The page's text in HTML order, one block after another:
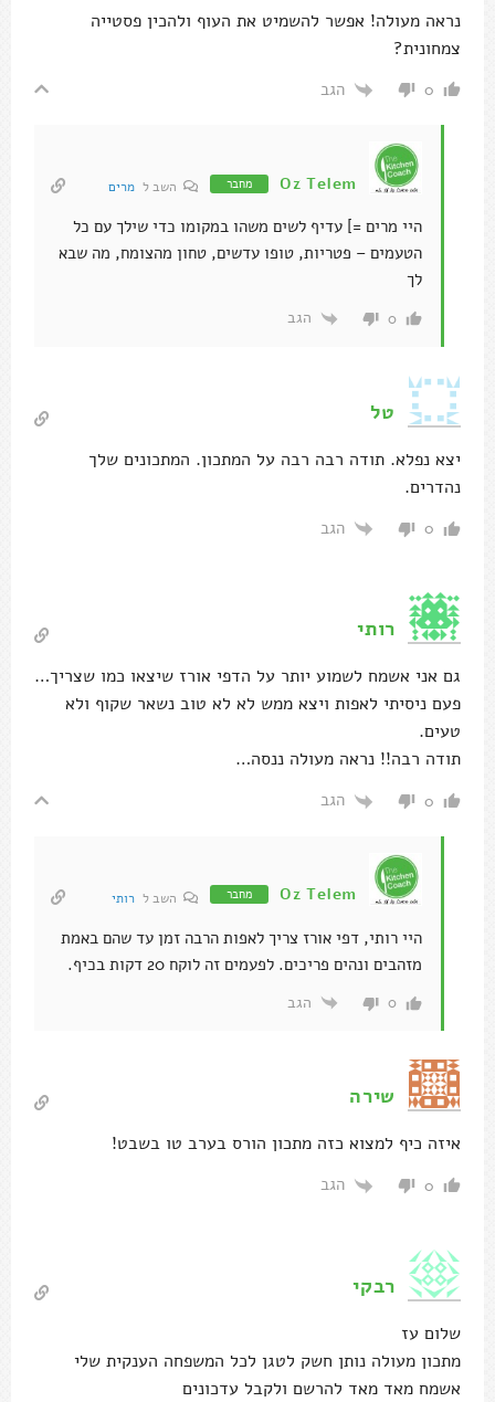
נראה מעולה! אפשר להשמיט את העוף ולהכין פסטייה
צמחונית?
0 הגב
Oz Telem מחבר השב ל מרים
היי מרים =] עדיף לשים משהו במקומו כדי שילך עם כל
הטעמים – פטריות, טופו עדשים, טחון מהצומח, מה שבא
לך
0 הגב
טל
יצא נפלא. תודה רבה רבה על המתכון. המתכונים שלך
נהדרים.
0 הגב
רותי
גם אני אשמח לשמוע יותר על הדפי אורז שיצאו כמו שצריך…
פעם ניסיתי לאפות ויצא ממש לא לא טוב נשאר שקוף ולא
טעים.
תודה רבה!! נראה מעולה ננסה…
0 הגב
Oz Telem מחבר השב ל רותי
היי רותי, דפי אורז צריך לאפות הרבה זמן עד שהם באמת
מזהבים ונהים פריכים. לפעמים זה לוקח 20 דקות בכיף.
0 הגב
שירה
איזה כיף למצוא כזה מתכון הורס בערב טו בשבט!
0 הגב
רבקי
שלום עז
מתכון מעולה נותן חשק לטגן לכל המשפחה הענקית שלי
אשמח מאד מאד להרשם ולקבל עדכונים